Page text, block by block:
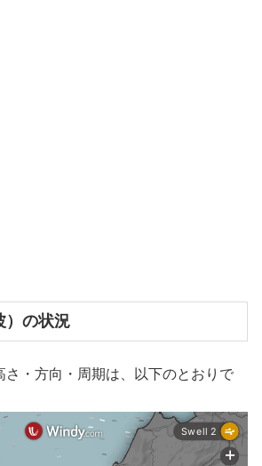
）の状況
さ・方向・周期は、以下のとおりで